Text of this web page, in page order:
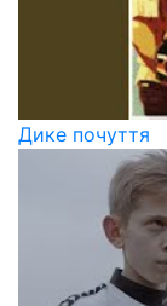
Дике почуття